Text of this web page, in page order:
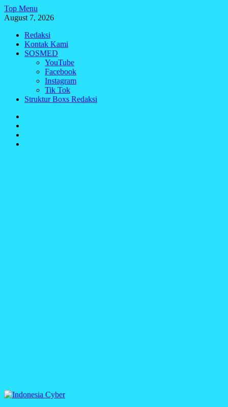
Skip
to
Top Menu
August 7, 2026
Redaksi
Kontak Kami
SOSMED
YouTube
Facebook
Instagram
Tik Tok
Struktur Boxs Redaksi